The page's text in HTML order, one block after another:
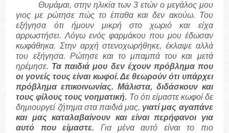
Θυμάμαι, στην ηλικία των 3 ετών ο μεγάλος μου
γιος με ρώτησε πώς το έπαθα και δεν ακούω. Του
εξήγησα ότι ήμουν μικρή στο χωριό και είχα
αρρωστήσει. Λόγω ενός φαρμάκου που μου έδωσαν
κωφάθηκα. Στην αρχή στενοχωρήθηκε, έκλαψε αλλά
του εξήγησα. Ρώτησε και το μπαμπά του και μετά
ηρέμησε. Τα παιδιά μου δεν έχουν πρόβλημα που
οι γονείς τους είναι κωφοί. Δε θεωρούν ότι υπάρχει
πρόβλημα επικοινωνίας. Μάλιστα, διδάσκουν και
τους φίλους τους νοηματική. Το ότι είμαστε κωφοί δε
δημιουργεί ζήτημα στα παιδιά μας, γιατί μας αγαπάνε
και μας καταλαβαίνουν και είναι περήφανοι για
αυτό που είμαστε. Για μένα αυτό είναι το πιο